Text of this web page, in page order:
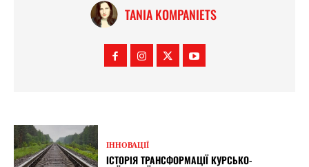
TANIA KOMPANIETS
ІННОВАЦІЇ
ІСТОРІЯ ТРАНСФОРМАЦІЇ КУРСЬКО-